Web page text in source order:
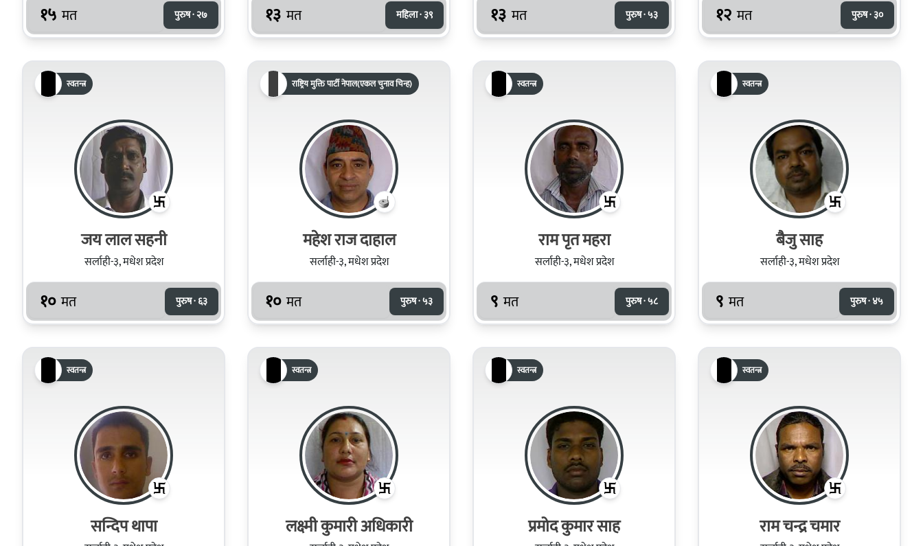
१५ मत पुरुष · २७ १३ मत महिला · ३९ १३ मत पुरुष · ५३ १२ मत पुरुष · ३०
स्वतन्त्र
जय लाल सहनी
सर्लाही-३, मधेश प्रदेश
१० मत पुरुष · ६३
राष्ट्रिय मुक्ति पार्टी नेपाल(एकल चुनाव चिन्ह)
महेश राज दाहाल
सर्लाही-३, मधेश प्रदेश
१० मत पुरुष · ५३
स्वतन्त्र
राम पृत महरा
सर्लाही-३, मधेश प्रदेश
९ मत पुरुष · ५८
स्वतन्त्र
बैजु साह
सर्लाही-३, मधेश प्रदेश
९ मत पुरुष · ४५
स्वतन्त्र
सन्दिप थापा
स्वतन्त्र
लक्ष्मी कुमारी अधिकारी
स्वतन्त्र
प्रमोद कुमार साह
स्वतन्त्र
राम चन्द्र चमार